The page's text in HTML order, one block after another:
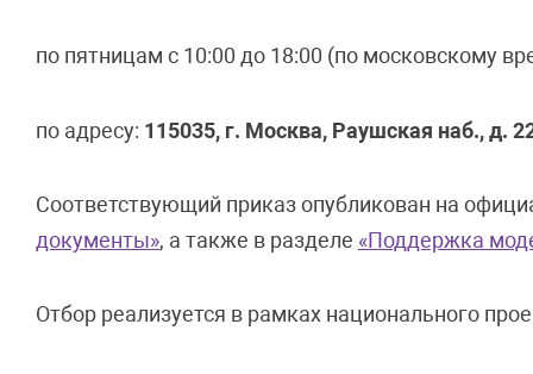
по пятницам с 10:00 до 18:00 (по московскому
по адресу: 115035, г. Москва, Раушская наб., д.
Соответствующий приказ опубликован на
документы», а также в разделе «Поддержка
Отбор реализуется в рамках национального